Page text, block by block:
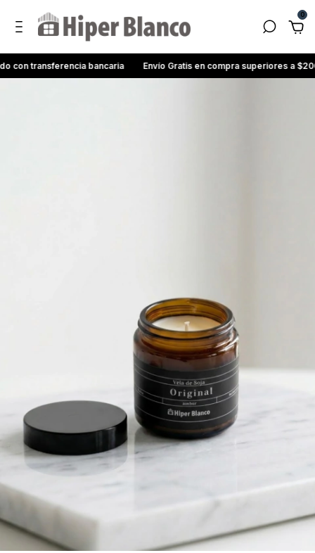
0
con transferencia bancaria Envío Gratis en compra superiores a